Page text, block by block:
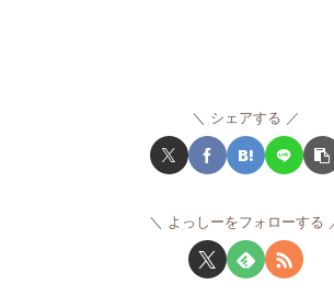
シェアする
よっしーをフォローする